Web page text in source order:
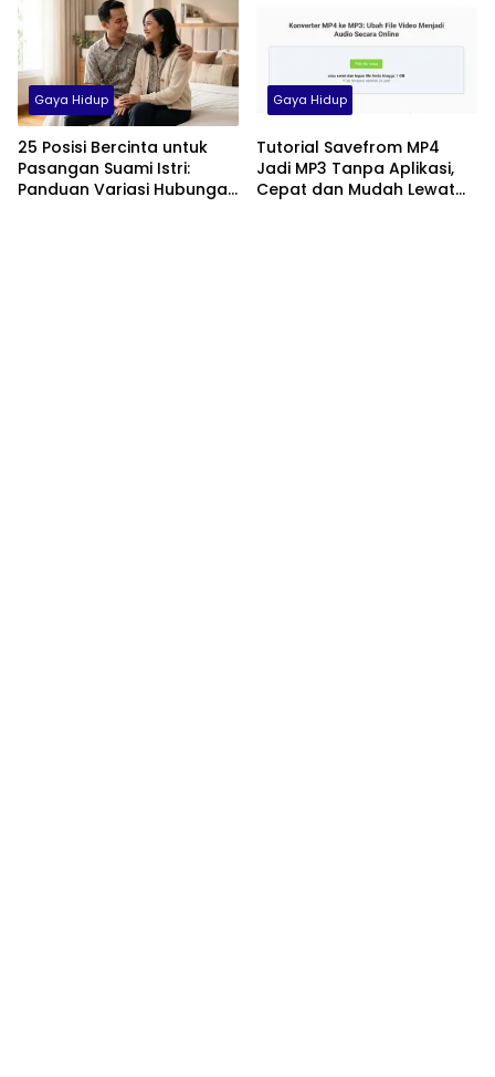
Gaya Hidup
25 Posisi Bercinta untuk
Pasangan Suami Istri:
Panduan Variasi Hubungan
Gaya Hidup
Tutorial Savefrom MP4
Jadi MP3 Tanpa Aplikasi,
Cepat dan Mudah Lewat